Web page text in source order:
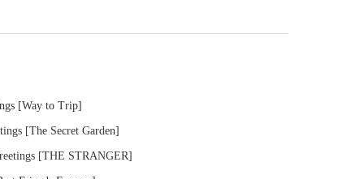
[Way to Trip]
[The Secret Garden]
[THE STRANGER]